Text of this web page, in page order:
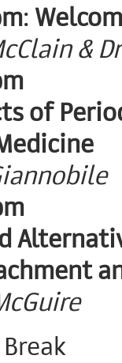
:
&
of
Break